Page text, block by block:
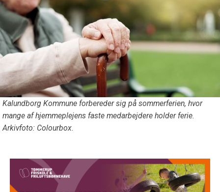
Kalundborg Kommune forbereder sig på sommerferien, hvor
mange af hjemmeplejens faste medarbejdere holder ferie.
Arkivfoto: Colourbox.